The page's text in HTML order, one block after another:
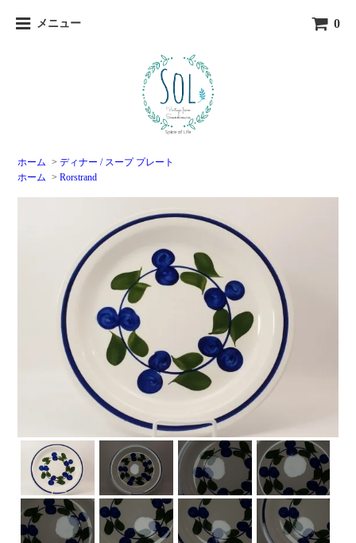
メニュー 0
ホーム >ディナー / スープ プレート
ホーム >Rorstrand